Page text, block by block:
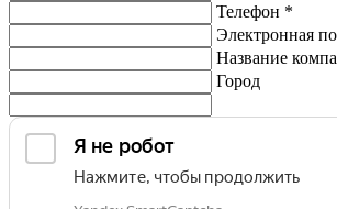
Телефон *
Электронная
Название
Город